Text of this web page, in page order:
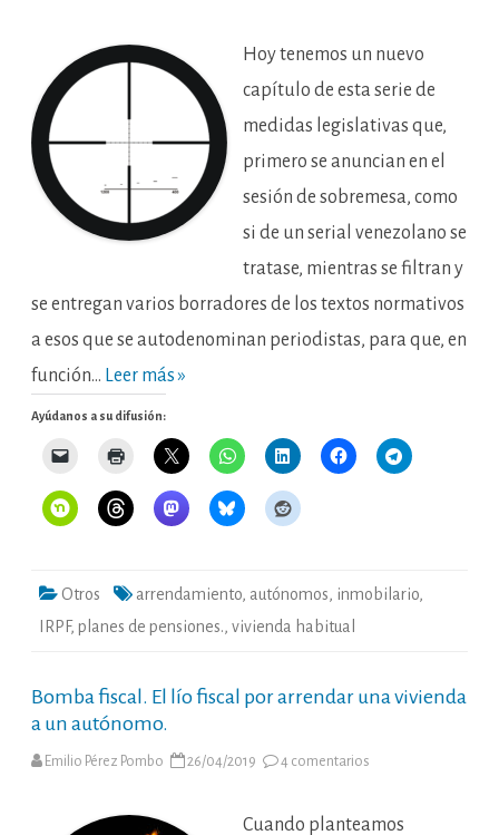
confinamiento.
18.
Hoy tenemos un nuevo
capítulo de esta serie de
medidas legislativas que,
primero se anuncian en el
sesión de sobremesa, como
si de un serial venezolano se
tratase, mientras se filtran y
se entregan varios borradores de los textos normativos
a esos que se autodenominan periodistas, para que, en
función… Leer más »
Ayúdanos a su difusión:
Otros arrendamiento, autónomos, inmobilario,
IRPF, planes de pensiones., vivienda habitual
Bomba fiscal. El lío fiscal por arrendar una vivienda
a un autónomo.
Emilio Pérez Pombo 26/04/2019 4 comentarios
lío
Cuando planteamos